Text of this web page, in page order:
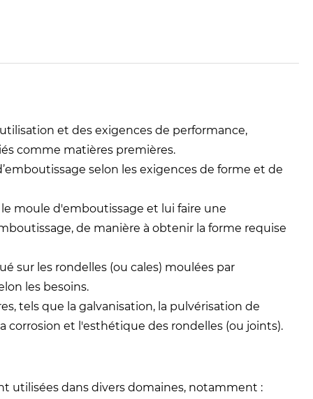
et des exigences de performance,
comme matières premières.
selon les exigences de forme et de
moule d'emboutissage et lui faire une
de manière à obtenir la forme requise
sur les rondelles (ou cales) moulées par
les besoins.
tels que la galvanisation, la pulvérisation de
corrosion et l'esthétique des rondelles (ou joints).
utilisées dans divers domaines, notamment :